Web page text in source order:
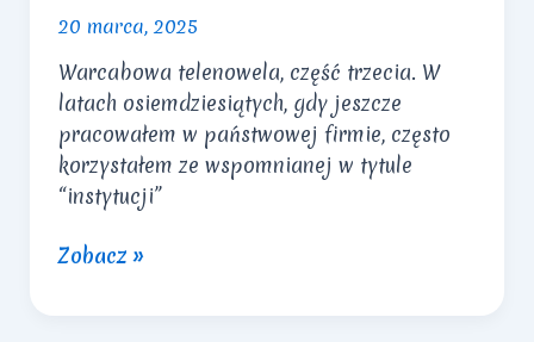
20 marca, 2025
Warcabowa telenowela, część trzecia. W
latach osiemdziesiątych, gdy jeszcze
pracowałem w państwowej firmie, często
korzystałem ze wspomnianej w tytule
“instytucji”
Kasa
Zobacz »